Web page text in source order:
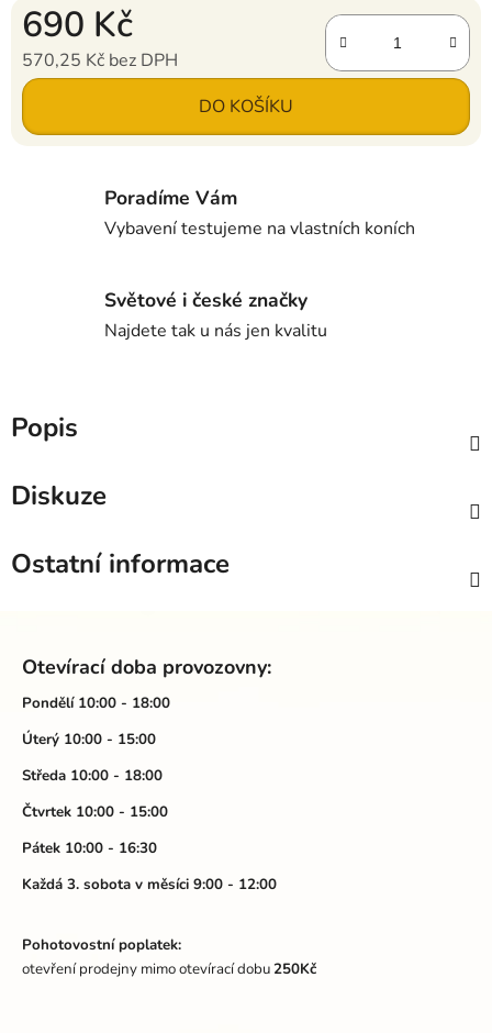
690 Kč
570,25 Kč bez DPH
Měrná cena: DO KOŠÍKU
Poradíme Vám
Vybavení testujeme na vlastních koních
Světové i české značky
Najdete tak u nás jen kvalitu
Popis
Diskuze
Ostatní informace
Otevírací doba provozovny:
Pondělí 10:00 - 18:00
Úterý 10:00 - 15:00
Středa 10:00 - 18:00
Čtvrtek 10:00 - 15:00
Pátek 10:00 - 16:30
Každá 3. sobota v měsíci 9:00 - 12:00
Pohotovostní poplatek:
otevření prodejny mimo otevírací dobu250Kč